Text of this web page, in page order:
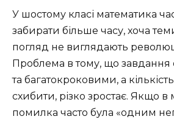
У шостому класі математика
забирати більше часу, хоча
погляд не виглядають
Проблема в тому, що
та багатокроковими, а
схибити, різко зростає. Якщо
помилка часто була «одним